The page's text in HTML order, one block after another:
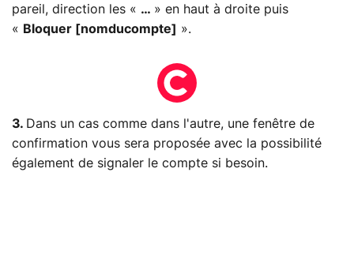
pareil, direction les « … » en haut à droite puis
« Bloquer [nomducompte] ».
3. Dans un cas comme dans l'autre, une fenêtre de
confirmation vous sera proposée avec la possibilité
également de signaler le compte si besoin.